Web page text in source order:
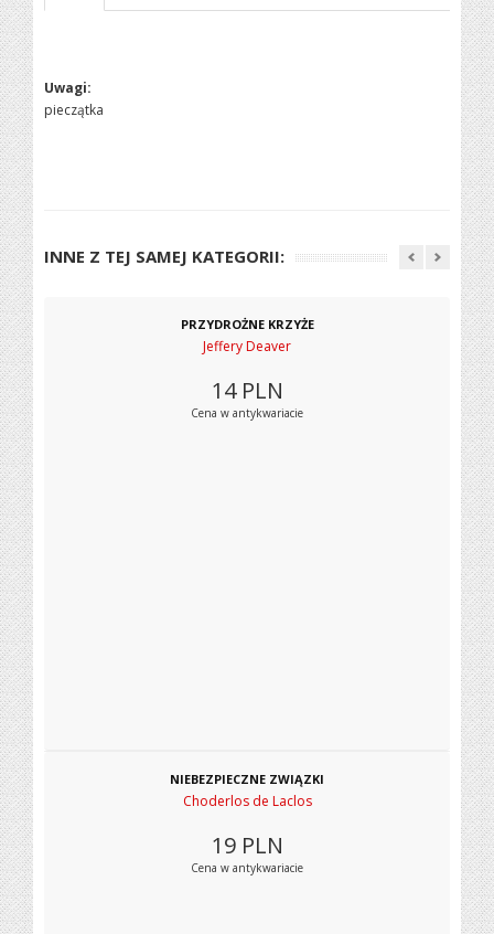
Uwagi:
pieczątka
INNE Z TEJ SAMEJ KATEGORII:
PRZYDROŻNE KRZYŻE
Jeffery Deaver
14 PLN
Cena w antykwariacie
NIEBEZPIECZNE ZWIĄZKI
Choderlos de Laclos
19 PLN
Cena w antykwariacie